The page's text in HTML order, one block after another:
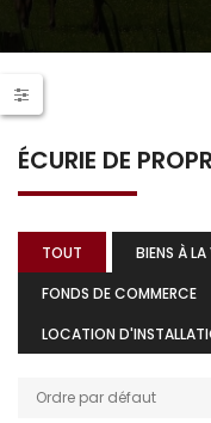
ÉCURIE DE
TOUT BIENS À LA
FONDS DE COMMERCE
LOCATION
Ordre par défaut